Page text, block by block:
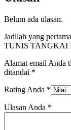
Belum ada ulasan.
Jadilah yang
TUNIS TANGKAI
Alamat email Anda
ditandai *
Rating Anda *
Ulasan Anda *